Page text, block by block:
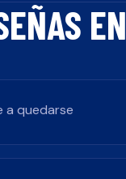
EN
a quedarse